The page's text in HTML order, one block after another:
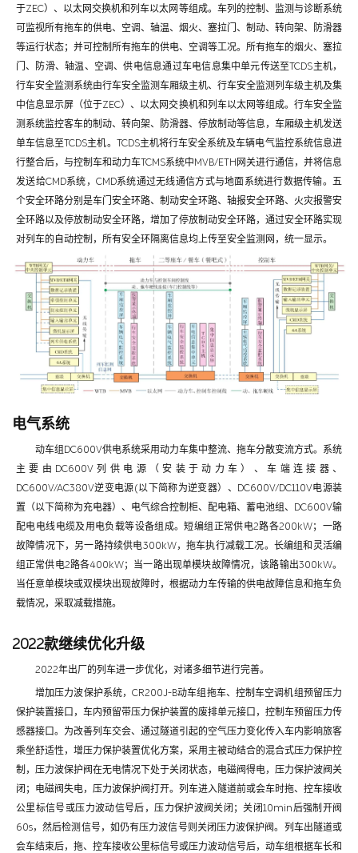
于ZEC）、以太网交换机和列车以太网等组成。车列的控制、监测与诊断系统
可监视所有拖车的供电、空调、轴温、烟火、塞拉门、制动、转向架、防滑器
等运行状态；并可控制所有拖车的供电、空调等工况。所有拖车的烟火、塞拉
门、防滑、轴温、空调、供电信息通过车电信息集中单元传送至TCDS主机，
行车安全监测系统由行车安全监测车厢级主机、行车安全监测列车级主机及集
中信息显示屏（位于ZEC）、以太网交换机和列车以太网等组成。行车安全监
测系统监控客车的制动、转向架、防滑器、停放制动等信息，车厢级主机发送
单车信息至TCDS主机。TCDS主机将行车安全系统及车辆电气监控系统信息进
行整合后，与控制车和动力车TCMS系统中MVB/ETH网关进行通信，并将信息
发送给CMD系统，CMD系统通过无线通信方式与地面系统进行数据传输。五
个安全环路分别是车门安全环路、制动安全环路、轴报安全环路、火灾报警安
全环路以及停放制动安全环路，增加了停放制动安全环路，通过安全环路实现
对列车的自动控制，所有安全环隔离信息均上传至安全监测网，统一显示。
电气系统
动车组DC600V供电系统采用动力车集中整流、拖车分散变流方式。系统
主要由DC600V列供电源（安装于动力车）、车端连接器、
DC600V/AC380V逆变电源(以下简称为逆变器）、DC600V/DC110V电源装
置（以下简称为充电器）、电气综合控制柜、配电箱、蓄电池组、DC600V输
配电电线电缆及用电负载等设备组成。短编组正常供电2路各200kW；一路
故障情况下，另一路持续供电300kW，拖车执行减载工况。长编组和灵活编
组正常供电2路各400kW；当一路出现单模块故障情况，该路输出300kW。
当任意单模块或双模块出现故障时，根据动力车传输的供电故障信息和拖车负
载情况，采取减载措施。
2022款继续优化升级
2022年出厂的列车进一步优化，对诸多细节进行完善。
增加压力波保护系统，CR200J-B动车组拖车、控制车空调机组预留压力
保护装置接口，车内预留带压力保护装置的废排单元接口，控制车预留压力传
感器接口。为改善列车交会、通过隧道引起的空气压力变化传入车内影响旅客
乘坐舒适性，增压力保护装置优化方案，采用主被动结合的混合式压力保护控
制，压力波保护阀在无电情况下处于关闭状态，电磁阀得电，压力保护波阀关
闭；电磁阀失电，压力波保护阀打开。列车进入隧道前或会车时拖、控车接收
公里标信号或压力波动信号后，压力保护波阀关闭；关闭10min后强制开阀
60s，然后检测信号，如仍有压力波信号则关闭压力波保护阀。列车出隧道或
会车结束后，拖、控车接收公里标信号或压力波动信号后，动车组根据车长和